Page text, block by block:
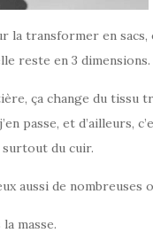
la transformer en sacs,
reste en 3 dimensions.
ça change du tissu
passe, et d’ailleurs,
surtout du cuir.
aussi de nombreuses
masse.